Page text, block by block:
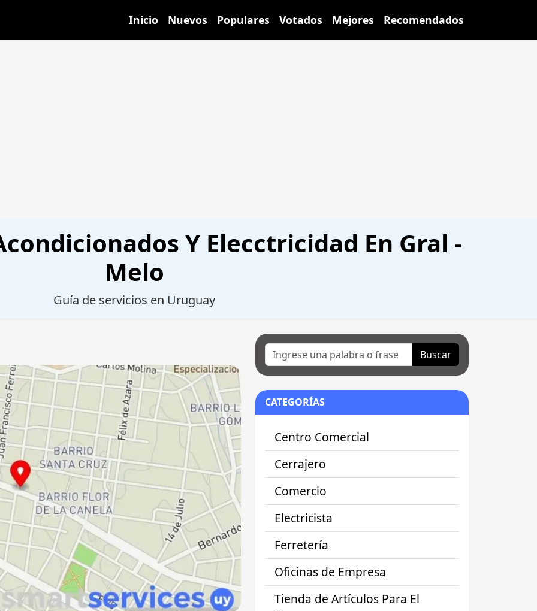
Inicio Nuevos Populares Votados Mejores Recomendados
Y Elecctricidad En Gral -
Melo
Guía de servicios en Uruguay
Buscar
CATEGORÍAS
Centro Comercial
Cerrajero
Comercio
Electricista
Ferretería
Oficinas de Empresa
Tienda de Artículos Para El